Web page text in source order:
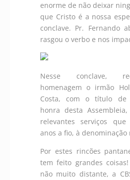
enorme de não deixar
que Cristo é a nossa
conclave. Pr. Fernando
rasgou o verbo e nos
Nesse conclave,
homenagem o irmão
Costa, com o título de
honra desta
relevantes serviços
anos a fio, à denominação
Por estes rincões
tem feito grandes
não muito distante, a